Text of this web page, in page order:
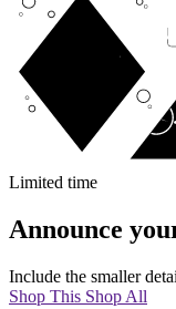
Limited time
Announce
Include the smaller
Shop This Shop All